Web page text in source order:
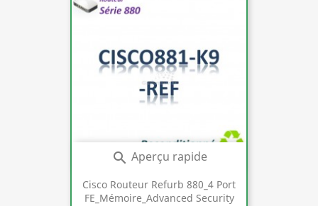
Cisco Routeur Refurb 880_4 Port
FE_Mémoire_Advanced Security
 Aperçu rapide